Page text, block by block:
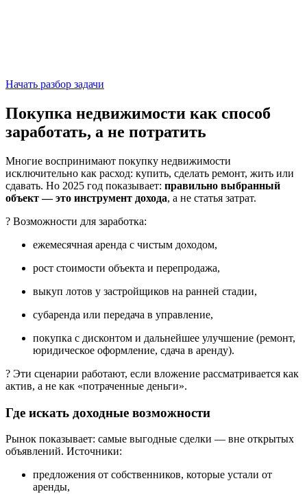
Начать разбор задачи
Покупка недвижимости как способ
заработать, а не потратить
Многие воспринимают покупку недвижимости
исключительно как расход: купить, сделать ремонт, жить или
сдавать. Но 2025 год показывает: правильно выбранный
объект — это инструмент дохода, а не статья затрат.
? Возможности для заработка:
ежемесячная аренда с чистым доходом,
рост стоимости объекта и перепродажа,
выкуп лотов у застройщиков на ранней стадии,
субаренда или передача в управление,
покупка с дисконтом и дальнейшее улучшение (ремонт,
юридическое оформление, сдача в аренду).
? Эти сценарии работают, если вложение рассматривается как
актив, а не как «потраченные деньги».
Где искать доходные возможности
Рынок показывает: самые выгодные сделки — вне открытых
объявлений. Источники:
предложения от собственников, которые устали от
аренды,